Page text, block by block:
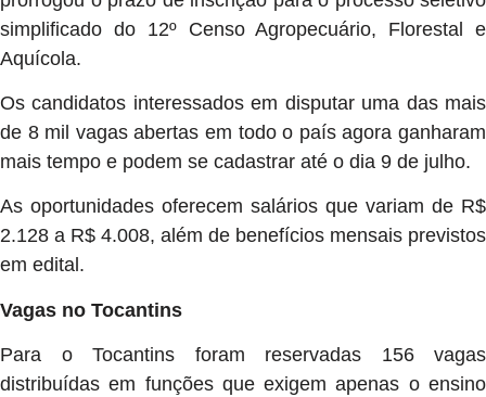
simplificado do 12º Censo Agropecuário, Florestal e
Aquícola.
Os candidatos interessados em disputar uma das mais
de 8 mil vagas abertas em todo o país agora ganharam
mais tempo e podem se cadastrar até o dia 9 de julho.
As oportunidades oferecem salários que variam de R$
2.128 a R$ 4.008, além de benefícios mensais previstos
em edital.
Vagas no Tocantins
Para o Tocantins foram reservadas 156 vagas
distribuídas em funções que exigem apenas o ensino